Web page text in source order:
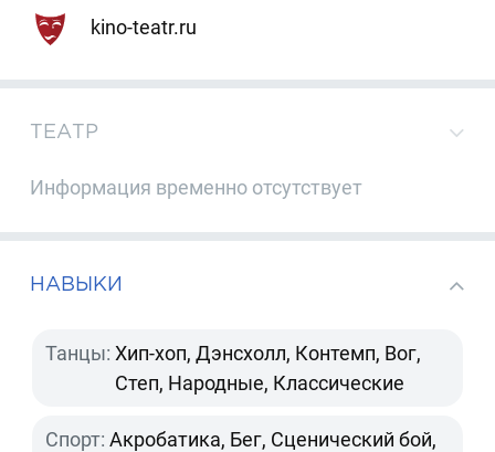
kino-teatr.ru
ТЕАТР
Информация временно отсутствует
НАВЫКИ
Танцы: Хип-хоп, Дэнсхолл, Контемп, Вог,
Степ, Народные, Классические
Спорт: Акробатика, Бег, Сценический бой,